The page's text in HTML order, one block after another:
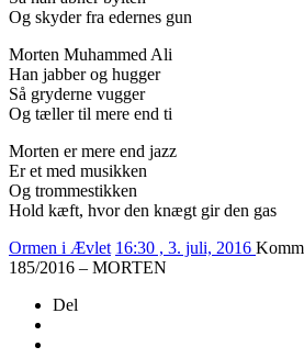
Og skyder fra edernes gun
Morten Muhammed Ali
Han jabber og hugger
Så gryderne vugger
Og tæller til mere end ti
Morten er mere end jazz
Er et med musikken
Og trommestikken
Hold kæft, hvor den knægt gir den gas
Ormen i Ævlet 16:30 , 3. juli, 2016
185/2016 – MORTEN
Del